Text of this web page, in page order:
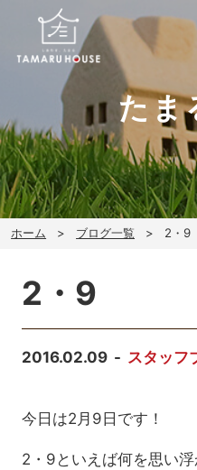
たま
ホーム ブログ一覧 2・9
2・9
2016.02.09 スタッフ
今日は2月9日です！
2・9といえば何を思い浮